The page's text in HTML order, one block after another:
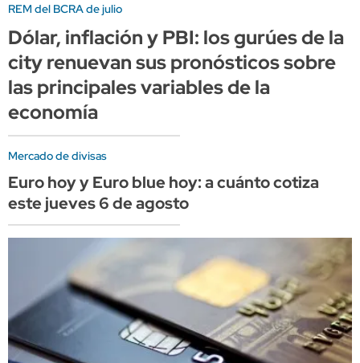
REM del BCRA de julio
Dólar, inflación y PBI: los gurúes de la
city renuevan sus pronósticos sobre
las principales variables de la
economía
Mercado de divisas
Euro hoy y Euro blue hoy: a cuánto cotiza
este jueves 6 de agosto